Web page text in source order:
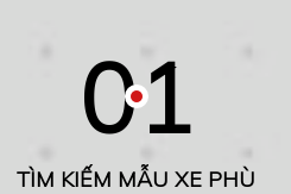
TÌM KIẾM MẪU XE PHÙ